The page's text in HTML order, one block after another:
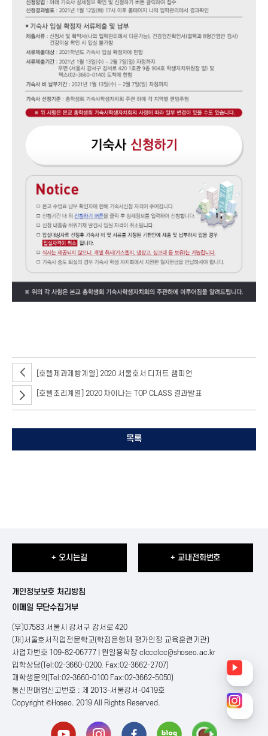
[호텔제과제빵계열] 2020 서울호서 디저트 챔피언
[호텔조리계열] 2020 차이나는 TOP CLASS 결과발표
목록
+ 오시는길 + 교내전화번호
개인정보보호 처리방침
이메일 무단수집거부
(우)07583 서울시 강서구 강서로 420
(재)서울호서직업전문학교(학점은행제 평가인정 교육훈련기관)
사업자번호 109-82-06777 | 원일용학장 clccclcc@shoseo.ac.kr
입학상담(Tel:02-3660-0200, Fax:02-3662-2707)
재학생문의(Tel:02-3660-0100 Fax:02-3662-5050)
통신판매업신고번호 : 제 2013-서울강서-0419호
Copyright ©Hoseo. 2019 All Rights Reserved.